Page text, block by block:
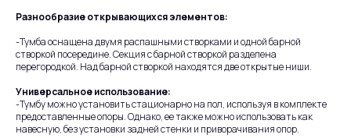
Разнообразие открывающихся элементов:
-Тумба оснащена двумя распашными створками и одной барной
створкой посередине. Секция с барной створкой разделена
перегородкой. Над барной створкой находятся две открытые ниши.
Универсальное использование:
-Тумбу можно установить стационарно на пол, используя в комплекте
предоставленные опоры. Однако, ее также можно использовать как
навесную, без установки задней стенки и приворачивания опор.